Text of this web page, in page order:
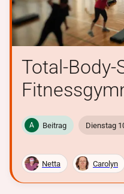
Total-Body-
A Beitrag Dienstag
Netta Carolyn